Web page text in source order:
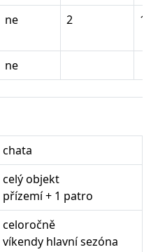
ne 2 1
ne
chata
celý objekt
přízemí + 1 patro
celoročně
víkendy hlavní sezóna